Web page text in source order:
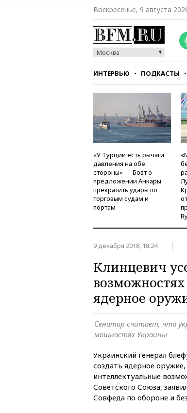
Воскресенье, 9 августа
Москва
ИНТЕРВЬЮ ПОДКАСТЫ
СТИЛЬ ТЕСТЫ
«У Турции есть рычаги
давления на обе
стороны» — Бовт о
предложении Анкары
прекратить удары по
торговым судам и
портам
9 декабря 2018, 18:24
Клинцевич
ядерное
Сенатор считает, что
мощностях Украины
Украинский генерал
создать ядерное
интеллектуальные
Советского Союза,
Совфеда по обороне и